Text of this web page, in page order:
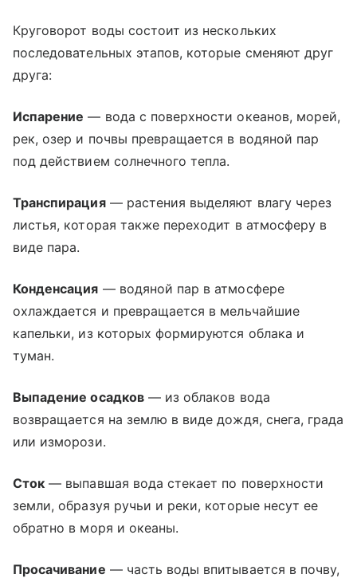
Круговорот воды состоит из нескольких
последовательных этапов, которые сменяют друг
друга:
Испарение — вода с поверхности океанов, морей,
рек, озер и почвы превращается в водяной пар
под действием солнечного тепла.
Транспирация— растения выделяют влагу через
листья, которая также переходит в атмосферу в
виде пара.
Конденсация — водяной пар в атмосфере
охлаждается и превращается в мельчайшие
капельки, из которых формируются облака и
туман.
Выпадение осадков— из облаков вода
возвращается на землю в виде дождя, снега, града
или изморози.
Сток — выпавшая вода стекает по поверхности
земли, образуя ручьи и реки, которые несут ее
обратно в моря и океаны.
Просачивание — часть воды впитывается в почву,